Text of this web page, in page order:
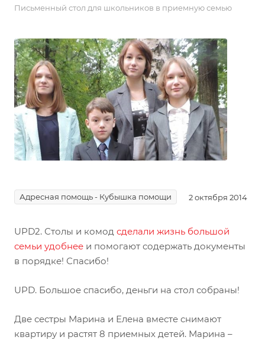
Письменный стол для школьников в приемную семью
Адресная помощь - Кубышка помощи 2 октября 2014
UPD2. Столы и комод сделали жизнь большой
семьи удобнее и помогают содержать документы
в порядке! Спасибо!
UPD. Большое спасибо, деньги на стол собраны!
Две сестры Марина и Елена вместе снимают
квартиру и растят 8 приемных детей. Марина –